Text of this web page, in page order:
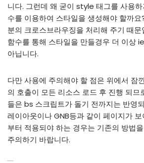
니다. 그런데 왜 굳이 style 태그를 사용
수를 이용하여 스타일을 생성해야 할까
분의 크로스브라우징을 처리해 주기 때
함수를 통해 스타일을 만들경우 더 이상
아닙니다.
다만 사용에 주의해야 할 점은 위에서 잠
의 호출이 모든 리소스 로드 후 진행 되
들은 bs 스크립트가 돌기 전까지는 반영
레이아웃이나 GNB등과 같이 페이지가
부터 적용되야 하는 경우는 기존의 방법
주의하기 바랍니다.